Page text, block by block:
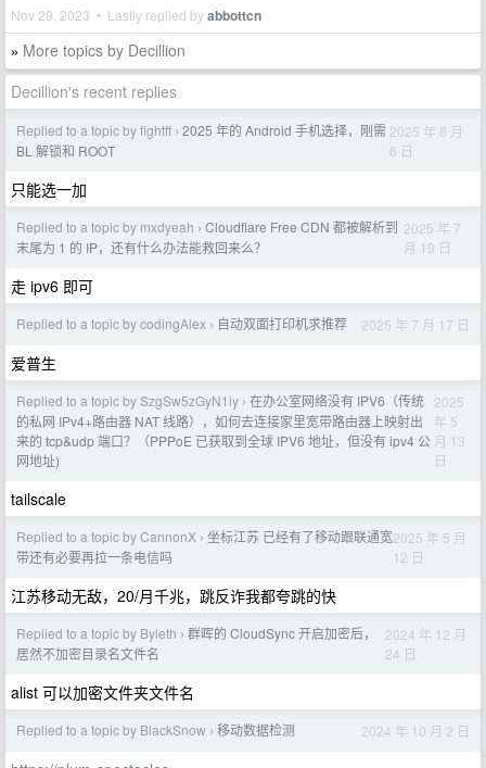
Nov 29, 2023 • Lastly replied byabbottcn
» More topics by Decillion
Decillion's recent replies
Replied to a topic by fightff › 2025 年的 Android 手机选择，刚需
BL 解锁和 ROOT
2025 年 8 月
6 日
只能选一加
Replied to a topic by mxdyeah › Cloudflare Free CDN 都被解析到
末尾为 1 的 IP，还有什么办法能救回来么？
2025 年 7
月 19 日
走 ipv6 即可
Replied to a topic by codingAlex › 自动双面打印机求推荐 2025 年 7 月 17 日
爱普生
Replied to a topic by SzgSw5zGyN1iy › 在办公室网络没有 IPV6（传统
的私网 IPv4+路由器 NAT 线路），如何去连接家里宽带路由器上映射出
来的 tcp&udp 端口？（PPPoE 已获取到全球 IPV6 地址，但没有 ipv4 公
网地址)
2025
年 5
月 13
日
tailscale
Replied to a topic by CannonX › 坐标江苏 已经有了移动跟联通宽
带还有必要再拉一条电信吗
2025 年 5 月
12 日
江苏移动无敌，20/月千兆，跳反诈我都夸跳的快
Replied to a topic by Byleth › 群晖的 CloudSync 开启加密后，
居然不加密目录名文件名
2024 年 12 月
24 日
alist 可以加密文件夹文件名
Replied to a topic by BlackSnow › 移动数据检测 2024 年 10 月 2 日